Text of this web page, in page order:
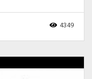
4349